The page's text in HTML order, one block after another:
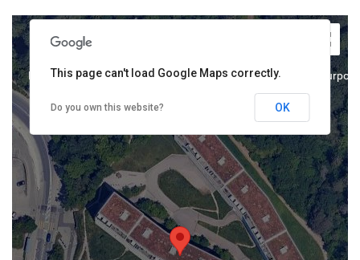
For development
For development purposes only
This page can't load Google Maps correctly.
Do you own this website? OK